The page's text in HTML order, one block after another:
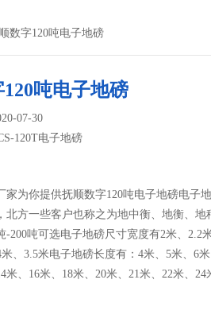
数字120吨电子地磅
吨电子地磅
07-30
120T电子地磅
家为你提供抚顺数字120吨电子地磅电子
北方一些客户也称之为地中衡、地衡、地
-200吨可选电子地磅尺寸宽度有2米、2.2
、3.5米电子地磅长度有：4米、5米、6米
米、16米、18米、20米、21米、22米、24